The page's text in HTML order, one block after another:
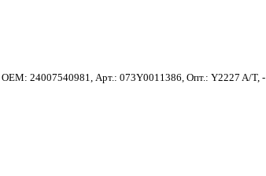
24007540981, Арт.: 073Y0011386, Опт.: Y2227 A/T, -